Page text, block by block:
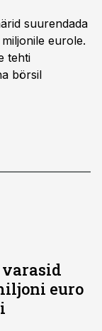
suurendada
eurole.
tehti
börsil
euro